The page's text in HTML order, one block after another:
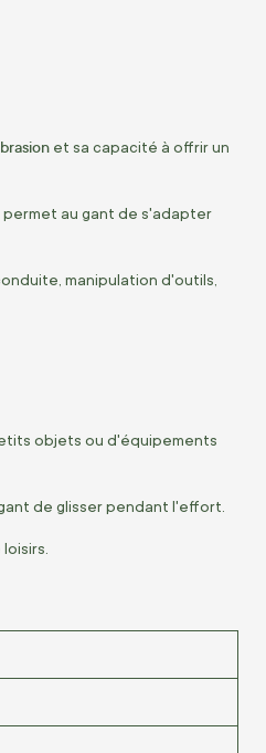
et sa capacité à offrir un
au gant de s'adapter
manipulation d'outils,
objets ou d'équipements
de glisser pendant l'effort.